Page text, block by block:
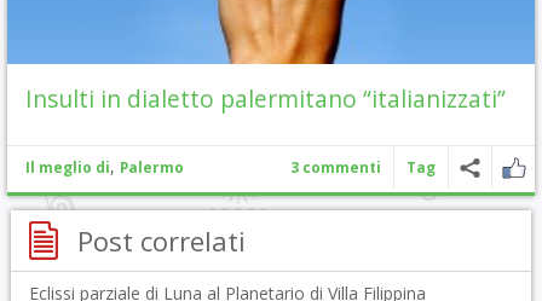
Insulti in dialetto palermitano “italianizzati”
Il meglio di, Palermo 3 commenti Tag
Post correlati
Eclissi parziale di Luna al Planetario di Villa Filippina